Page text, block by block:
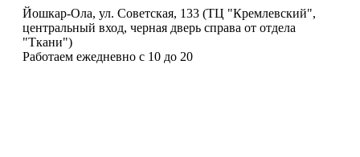
Йошкар-Ола, ул. Советская, 133 (ТЦ "Кремлевский",
центральный вход, черная дверь справа от отдела
"Ткани")
Работаем ежедневно с 10 до 20